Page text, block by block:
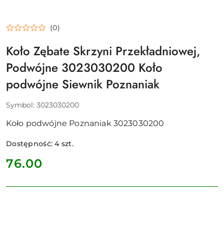
(0)
Koło Zębate Skrzyni Przekładniowej,
Podwójne 3023030200 Koło
podwójne Siewnik Poznaniak
Symbol: 3023030200
Koło podwójne Poznaniak 3023030200
Dostępność:4 szt.
cena:
76.00